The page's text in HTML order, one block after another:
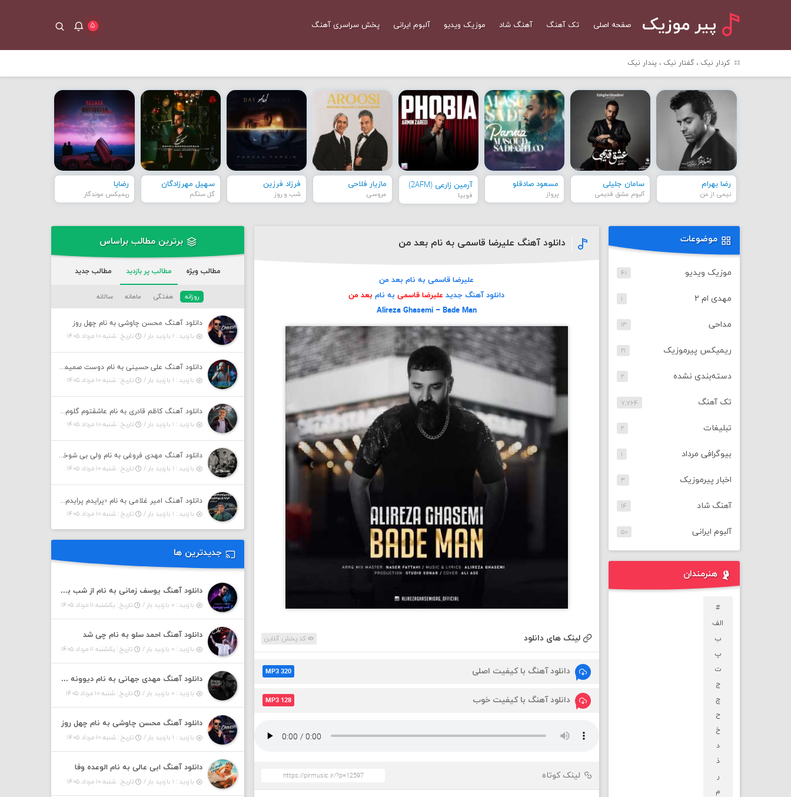
پیر موزیک صفحه اصلی تک آهنگ آهنگ شاد موزیک ویدیو آلبوم ایرانی پخش سراسری آهنگ ۵
کردار نیک ، گفتار نیک ، پندار نیک
رضا بهرام
نیمی از من
سامان جلیلی
آلبوم عشق قدیمی
مسعود صادقلو
پرواز
آرمین زارعی (2AFM)
فوبیا
مازیار فلاحی
عروسی
فرزاد فرزین
شب و روز
سهیل مهرزادگان
گل سنگم
رضایا
ریمیکس موندگار
دانلود آهنگ علیرضا قاسمی به نام بعد من
علیرضا قاسمی به نام بعد من
دانلود آهنگ جدیدعلیرضا قاسمیبه نام بعد من
Alireza Ghasemi – Bade Man
لینک های دانلود کد پخش آنلاین
دانلود آهنگ با کیفیت اصلی MP3 320
دانلود آهنگ با کیفیت خوب MP3 128
لینک کوتاه
موضوعات
موزیک ویدیو ۴۱
مهدی ام ۲ ۱
مداحی ۱۳
ریمیکس پیرموزیک ۲۱
دسته‌بندی نشده ۲
تک آهنگ ۷,۷۶۴
تبلیغات ۲
بیوگرافی مرداد ۱
اخبار پیرموزیک ۳
آهنگ شاد ۱۴
آلبوم ایرانی ۵۰
هنرمندان
#
الف
ب
پ
ت
ج
چ
ح
خ
د
ذ
ر
م
برترین مطالب براساس
مطالب ویژه مطالب پر بازدید مطالب جدید
روزانه هفتگی ماهانه سالانه
دانلود آهنگ محسن چاوشی به نام چهل روز
بازدید : ۱ بازدید بار /
تاریخ : شنبه ۱۰ مرداد ۱۴۰۵
دانلود آهنگ علی حسینی به نام دوست صمیمی لایو ورژن
بازدید : ۱ بازدید بار /
تاریخ : شنبه ۱۰ مرداد ۱۴۰۵
دانلود آهنگ کاظم قادری به نام عاشقتوم گلوم کفتر کاکلوم
بازدید : ۱ بازدید بار /
تاریخ : شنبه ۱۰ مرداد ۱۴۰۵
دانلود آهنگ مهدی فروغی به نام ولی بی شوخی مراقب من باش
بازدید : ۱ بازدید بار /
تاریخ : شنبه ۱۰ مرداد ۱۴۰۵
دانلود آهنگ امیر غلامی به نام «پرایدم پرایدم همش خرابه یار نیو کنارم دیگه پولی نداروم (ریمیکس اینستاگرام)»
بازدید : ۱ بازدید بار /
تاریخ : شنبه ۱۰ مرداد ۱۴۰۵
جدیدترین ها
دانلود آهنگ یوسف زمانی به نام از شب بپرسین میگه چه روزگاری دارم
بازدید : ۰ بازدید بار / تاریخ : یکشنبه ۱۱ مرداد ۱۴۰۵
دانلود آهنگ احمد سلو به نام چی شد
بازدید : ۰ بازدید بار / تاریخ : یکشنبه ۱۱ مرداد ۱۴۰۵
دانلود آهنگ مهدی جهانی به نام دیوونه بودم
بازدید : ۰ بازدید بار / تاریخ : شنبه ۱۰ مرداد ۱۴۰۵
دانلود آهنگ محسن چاوشی به نام چهل روز
بازدید : ۱ بازدید بار / تاریخ : شنبه ۱۰ مرداد ۱۴۰۵
دانلود آهنگ ابی عالی به نام الوعده وفا
بازدید : ۱ بازدید بار / تاریخ : شنبه ۱۰ مرداد ۱۴۰۵